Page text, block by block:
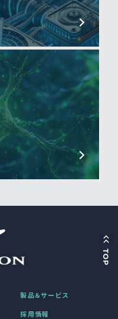
製品＆サービス
採用情報